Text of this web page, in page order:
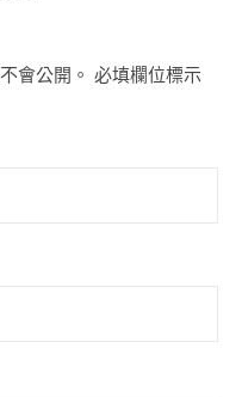
會公開。 必填欄位標示